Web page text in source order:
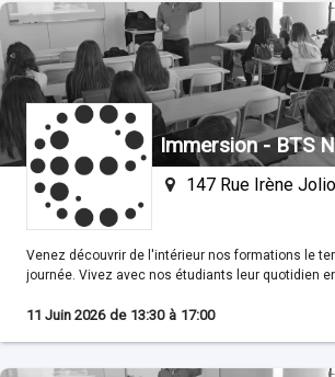
Immersion - BTS
147 Rue Irène
Venez découvrir de l'intérieur nos formations le
journée. Vivez avec nos étudiants leur quotidien en cours pour vous
11 Juin 2026 de 13:30 à 17:00